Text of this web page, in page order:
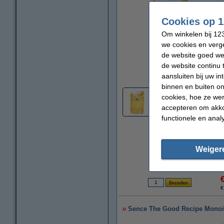
vergroten
Sence The Good Recipe
Cookies op
Om winkelen bij
we cookies en
de website goed
de website continu
aansluiten bij uw
binnen en buiten
cookies, hoe ze
accepteren om
functionele en